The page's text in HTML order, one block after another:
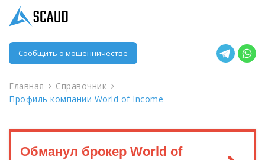
Сообщить о мошенничестве
Главная
Справочник
Профиль компании World of Income
Обманул брокер World of